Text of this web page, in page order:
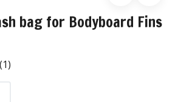
bag for Bodyboard Fins